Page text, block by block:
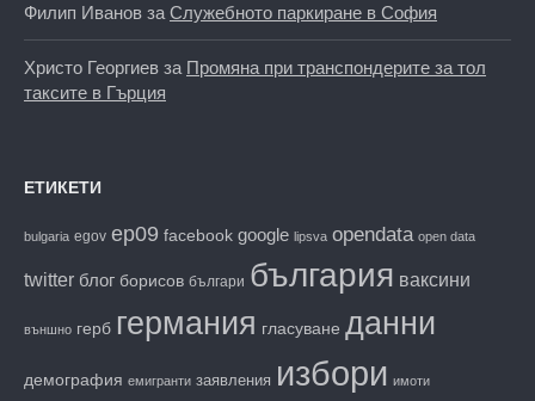
Филип Иванов за Служебното паркиране в София
Христо Георгиев за Промяна при транспондерите за тол
таксите в Гърция
ЕТИКЕТИ
bulgaria egov ep09 facebook google lipsva opendata open data
twitter блог борисов българи българия ваксини
външно герб германия гласуване данни
демография емигранти заявления избори имоти